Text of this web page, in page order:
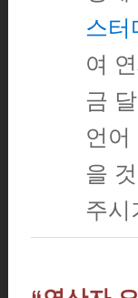
스터
여
금
언어
을
주시